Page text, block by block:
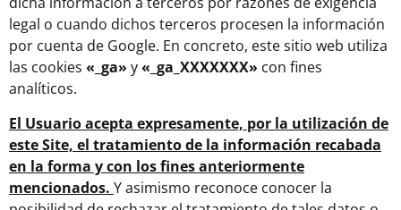
legal o cuando dichos terceros procesen la información
por cuenta de Google. En concreto, este sitio web utiliza
las cookies «_ga» y«_ga_XXXXXXX» con fines
analíticos.
El Usuario acepta expresamente, por la utilización de
este Site, el tratamiento de la información recabada
en la forma y con los fines anteriormente
mencionados. Y asimismo reconoce conocer la